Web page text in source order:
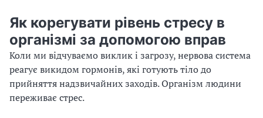
Як корегувати рівень стресу в
організмі за допомогою вправ
Коли ми відчуваємо виклик і загрозу, нервова система
реагує викидом гормонів, які готують тіло до
прийняття надзвичайних заходів. Організм людини
переживає стрес.